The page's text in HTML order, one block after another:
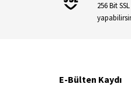
256 Bit
E-Bülten Kaydı